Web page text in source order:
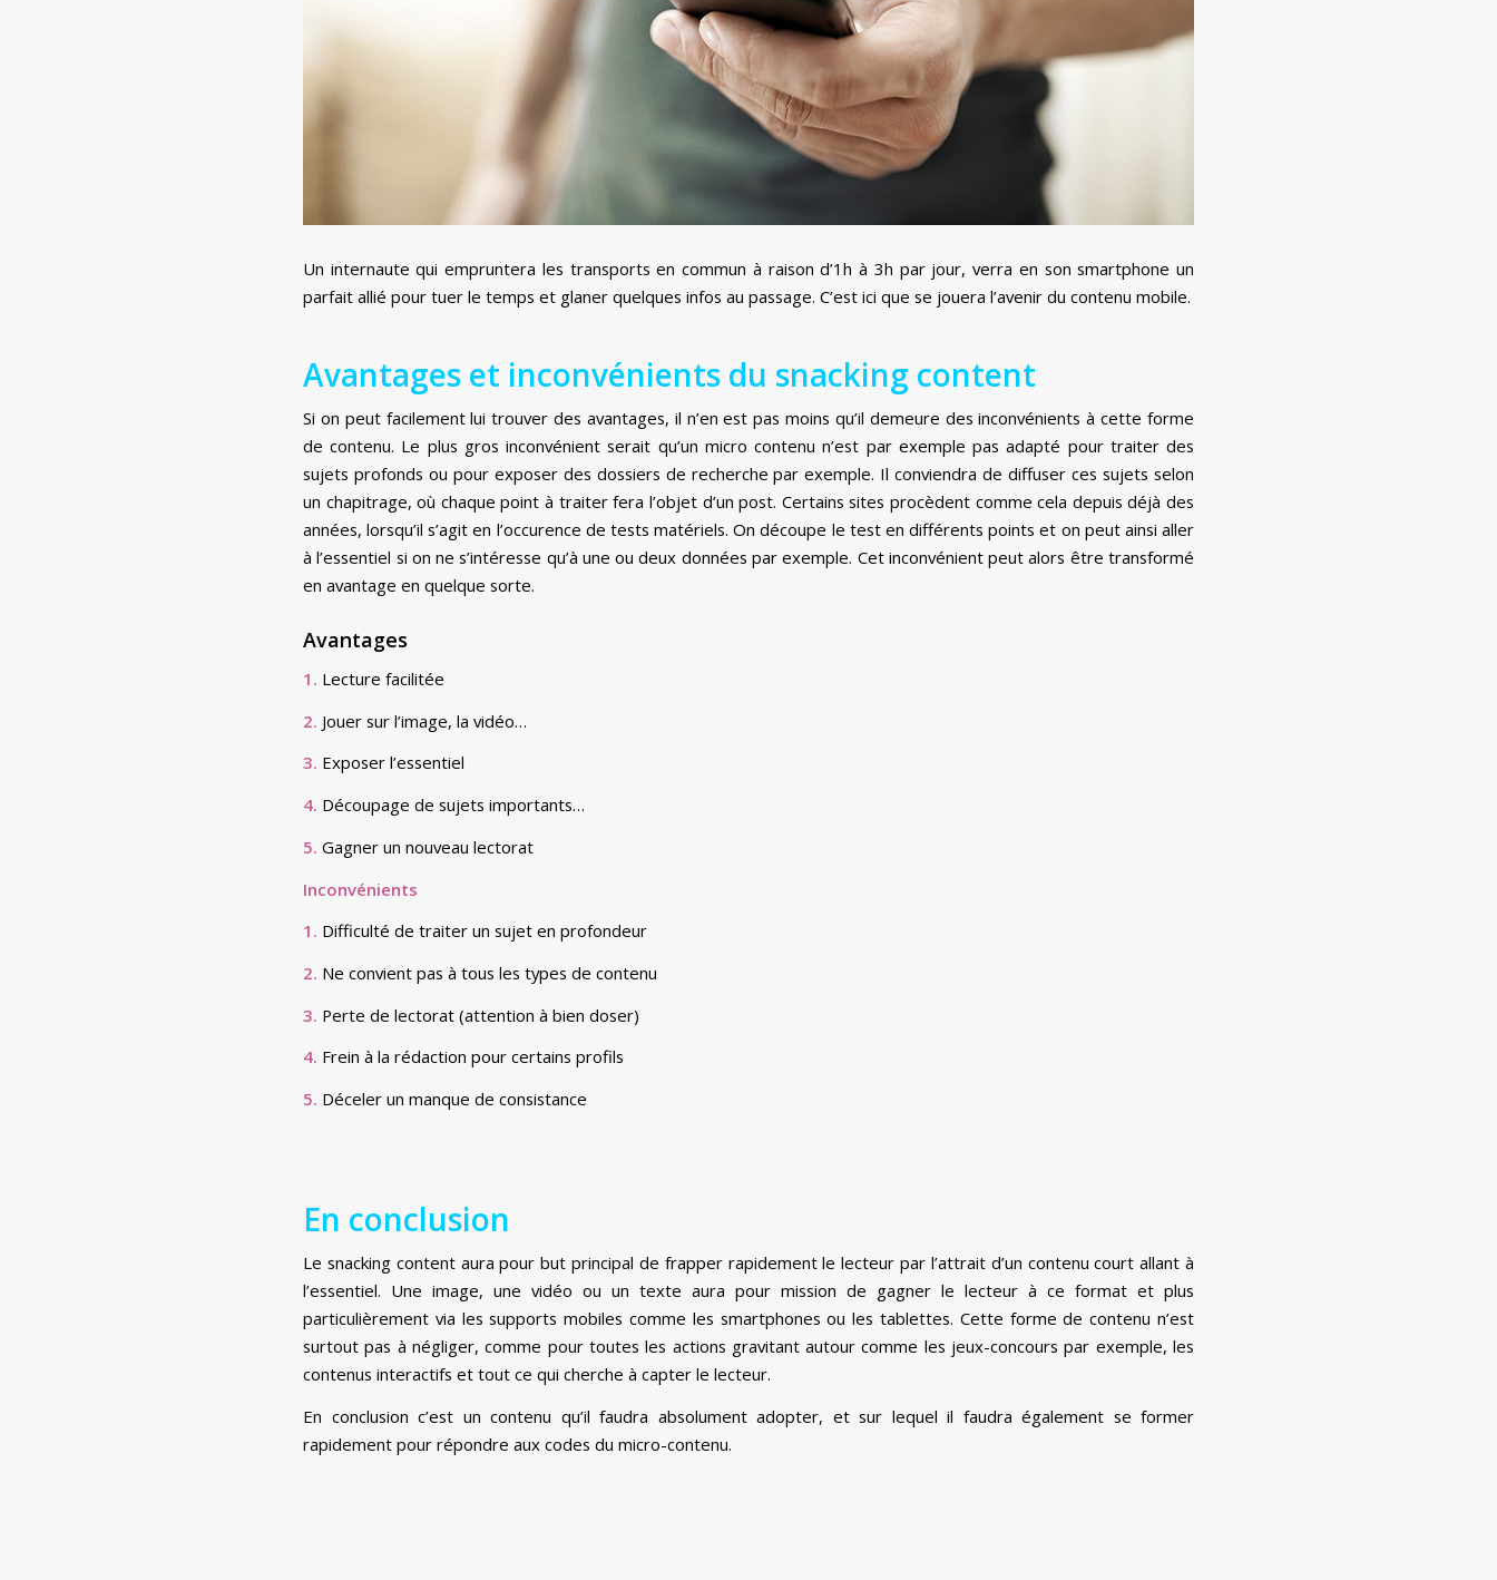
Un internaute qui empruntera les transports en commun à raison d’1h à 3h par jour, verra en son smartphone un
parfait allié pour tuer le temps et glaner quelques infos au passage. C’est ici que se jouera l’avenir du contenu mobile.
Avantages et inconvénients du snacking content
Si on peut facilement lui trouver des avantages, il n’en est pas moins qu’il demeure des inconvénients à cette forme
de contenu. Le plus gros inconvénient serait qu’un micro contenu n’est par exemple pas adapté pour traiter des
sujets profonds ou pour exposer des dossiers de recherche par exemple. Il conviendra de diffuser ces sujets selon
un chapitrage, où chaque point à traiter fera l’objet d’un post. Certains sites procèdent comme cela depuis déjà des
années, lorsqu’il s’agit en l’occurence de tests matériels. On découpe le test en différents points et on peut ainsi aller
à l’essentiel si on ne s’intéresse qu’à une ou deux données par exemple. Cet inconvénient peut alors être transformé
en avantage en quelque sorte.
Avantages
1. Lecture facilitée
2. Jouer sur l’image, la vidéo…
3. Exposer l’essentiel
4. Découpage de sujets importants…
5. Gagner un nouveau lectorat
Inconvénients
1. Difficulté de traiter un sujet en profondeur
2. Ne convient pas à tous les types de contenu
3. Perte de lectorat (attention à bien doser)
4. Frein à la rédaction pour certains profils
5. Déceler un manque de consistance
En conclusion
Le snacking content aura pour but principal de frapper rapidement le lecteur par l’attrait d’un contenu court allant à
l’essentiel. Une image, une vidéo ou un texte aura pour mission de gagner le lecteur à ce format et plus
particulièrement via les supports mobiles comme les smartphones ou les tablettes. Cette forme de contenu n’est
surtout pas à négliger, comme pour toutes les actions gravitant autour comme les jeux-concours par exemple, les
contenus interactifs et tout ce qui cherche à capter le lecteur.
En conclusion c’est un contenu qu’il faudra absolument adopter, et sur lequel il faudra également se former
rapidement pour répondre aux codes du micro-contenu.